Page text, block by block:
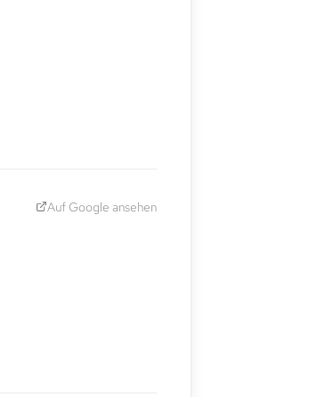
Auf Google ansehen